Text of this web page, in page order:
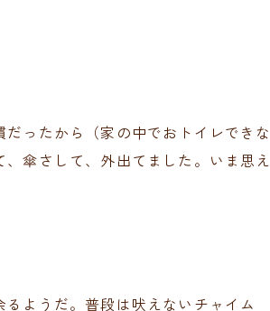
ったから（家の中でおトイレできな
傘さして、外出てました。いま思え
ようだ。普段は吠えないチャイム